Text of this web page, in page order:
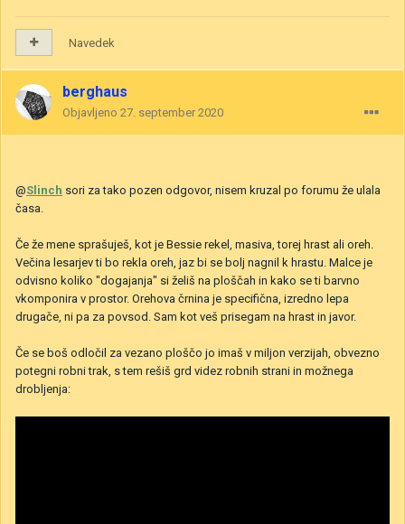
Navedek
berghaus
Objavljeno 27. september 2020
@Slinch sori za tako pozen odgovor, nisem kruzal po forumu že ulala
časa.
Če že mene sprašuješ, kot je Bessie rekel, masiva, torej hrast ali oreh.
Večina lesarjev ti bo rekla oreh, jaz bi se bolj nagnil k hrastu. Malce je
odvisno koliko "dogajanja" si želiš na ploščah in kako se ti barvno
vkomponira v prostor. Orehova črnina je specifična, izredno lepa
drugače, ni pa za povsod. Sam kot veš prisegam na hrast in javor.
Če se boš odločil za vezano ploščo jo imaš v miljon verzijah, obvezno
potegni robni trak, s tem rešiš grd videz robnih strani in možnega
drobljenja: